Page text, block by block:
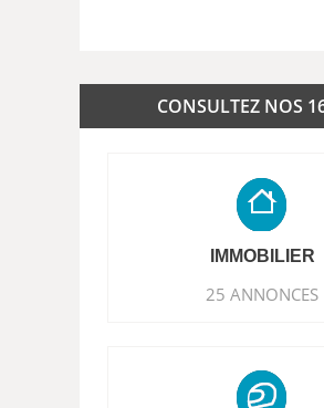
CONSULTEZ NOS
IMMOBILIER
25 ANNONCES